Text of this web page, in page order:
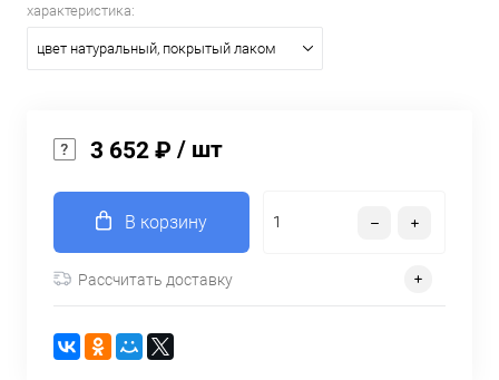
характеристика:
цвет натуральный, покрытый лаком
3 652 ₽ / шт
В корзину
Рассчитать доставку